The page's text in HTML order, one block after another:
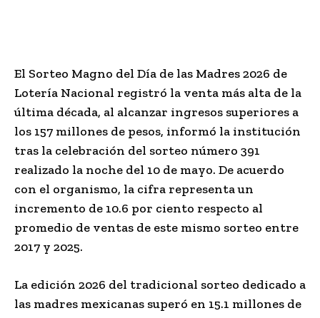
El Sorteo Magno del Día de las Madres 2026 de
Lotería Nacional registró la venta más alta de la
última década, al alcanzar ingresos superiores a
los 157 millones de pesos, informó la institución
tras la celebración del sorteo número 391
realizado la noche del 10 de mayo. De acuerdo
con el organismo, la cifra representa un
incremento de 10.6 por ciento respecto al
promedio de ventas de este mismo sorteo entre
2017 y 2025.
La edición 2026 del tradicional sorteo dedicado a
las madres mexicanas superó en 15.1 millones de